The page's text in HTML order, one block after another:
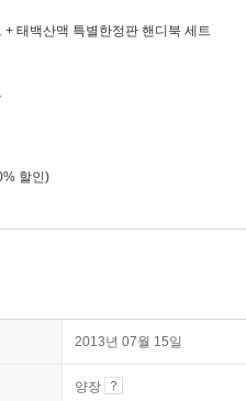
+ 태백산맥 특별한정판 핸디북 세트
할인)
2013년 07월 15일
양장